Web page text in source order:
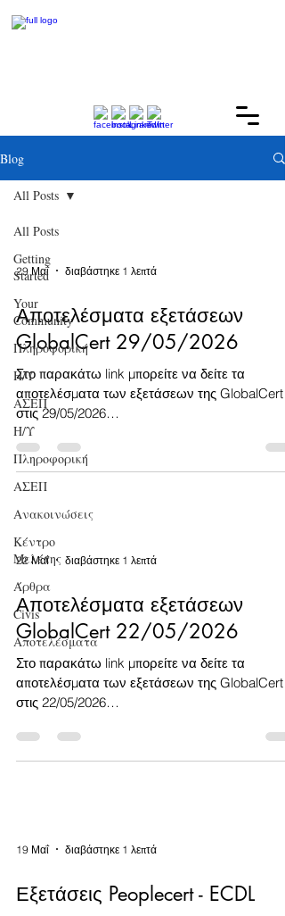
Βlog
All Posts
Getting
Started
Your
Community
Πληροφορική
Η/Υ
ΑΣΕΠ
Η/Υ
Πληροφορική
ΑΣΕΠ
Ανακοινώσεις
Κέντρο
Μελέτης
Άρθρα
Civis
Αποτελέσματα
All Posts
29 Μαΐ διαβάστηκε 1 λεπτά
Αποτελέσματα εξετάσεων
GlobalCert 29/05/2026
Στο παρακάτω link μπορείτε να δείτε τα
αποτελέσματα των εξετάσεων της GlobalCert
στις 29/05/2026
https://www.intered.gr/globalcert-exams
22 Μαΐ διαβάστηκε 1 λεπτά
Αποτελέσματα εξετάσεων
GlobalCert 22/05/2026
Στο παρακάτω link μπορείτε να δείτε τα
αποτελέσματα των εξετάσεων της GlobalCert
στις 22/05/2026
19 Μαΐ διαβάστηκε 1 λεπτά
Εξετάσεις Peoplecert - ECDL